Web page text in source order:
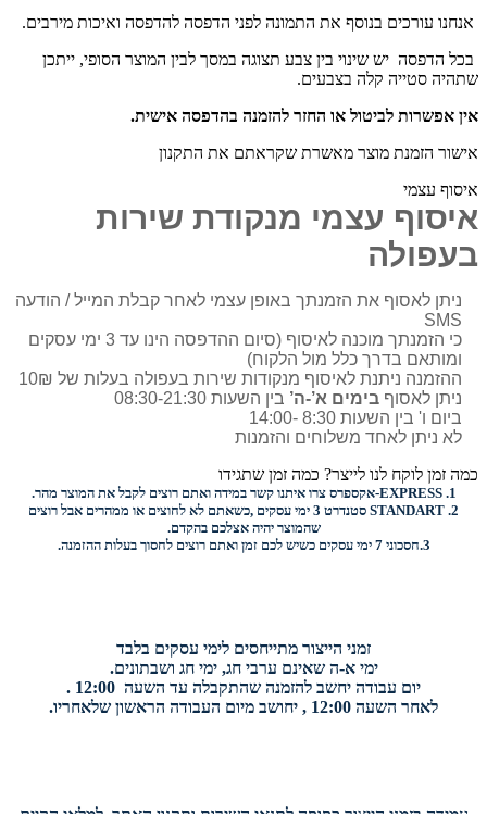
אנחנו עורכים בנוסף את התמונה לפני הדפסה להדפסה ואיכות מירבים.
בכל הדפסה יש שינוי בין צבע תצוגה במסך לבין המוצר הסופי, ייתכן
שתהיה סטייה קלה בצבעים.
אין אפשרות לביטול או החזר להזמנה בהדפסה אישית.
אישור הזמנת מוצר מאשרת שקראתם את התקנון
איסוף עצמי
איסוף עצמי מנקודת שירות
בעפולה
ניתן לאסוף את הזמנתך באופן עצמי לאחר קבלת המייל / הודעה
SMS
כי הזמנתך מוכנה לאיסוף (סיום ההדפסה הינו עד 3 ימי עסקים
ומותאם בדרך כלל מול הלקוח)
ההזמנה ניתנת לאיסוף מנקודות שירות בעפולה בעלות של 10₪
ניתן לאסוף בימים א’-ה’ בין השעות 08:30-21:30
ביום ו' בין השעות 8:30 -14:00
לא ניתן לאחד משלוחים והזמנות
כמה זמן לוקח לנו לייצר? כמה זמן שתגידו
1.
EXPRESS- אקספרס צרו איתנו קשר במידה ואתם רוצים לקבל את המוצר מהר.
2.
STANDART
סטנדרט 3 ימי עסקים ,כשאתם לא לחוצים או ממהרים אבל רוצים
שהמוצר יהיה אצלכם בהקדם.
3. חסכוני7 ימי עסקים כשיש לכם זמן ואתם רוצים לחסוך בעלות ההזמנה.
זמני הייצור מתייחסים לימי עסקים בלבד
ימי א-ה שאינם ערבי חג, ימי חג ושבתונים.
יום עבודה יחשב להזמנה שהתקבלה עד השעה 12:00 .
לאחר השעה 12:00 , יחושב מיום העבודה הראשון שלאחריו.